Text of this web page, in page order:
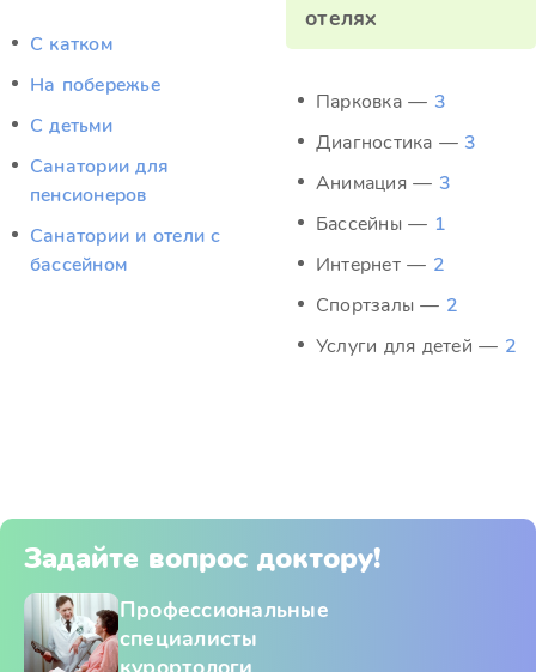
C катком
На побережье
С детьми
Санатории для
пенсионеров
Санатории и отели с
бассейном
отелях
Парковка — 3
Диагностика — 3
Анимация — 3
Бассейны — 1
Интернет — 2
Спортзалы — 2
Услуги для детей — 2
Задайте вопрос доктору!
Профессиональные
специалисты